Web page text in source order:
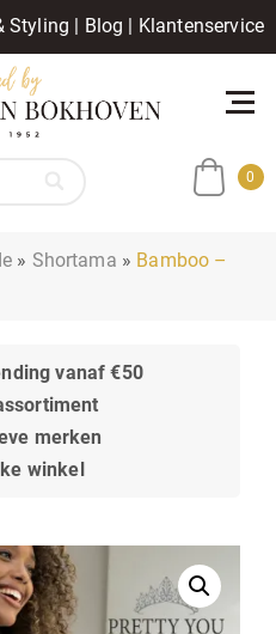
Styling | Blog | Klantenservice
0
» Shortama » Bamboo –
vanaf €50
merken
winkel